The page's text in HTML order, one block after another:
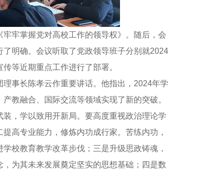
牢掌握党对高校工作的领导权》。随后，会
明确。会议听取了党政领导班子分别就2024
等近期重点工作进行了部署。
事长陈孝云作重要讲话。他指出，2024年学
教融合、国际交流等领域实现了新的突破。
，学以致用开新局。要高度重视政治理论学
高专业能力，修炼内功成行家。苦练内功，
校教育教学改革步伐；三是升级思政铸魂，
为其未来发展奠定坚实的思想基础；四是数